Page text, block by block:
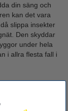
din säng och
kan det vara
slippa insekter
Den skyddar
under hela
i allra flesta fall i